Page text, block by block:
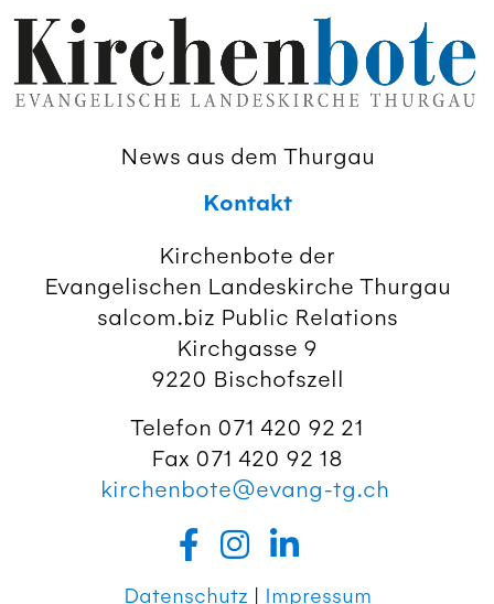
News aus dem Thurgau
Kontakt
Kirchenbote der
Evangelischen Landeskirche Thurgau
salcom.biz Public Relations
Kirchgasse 9
9220 Bischofszell
Telefon 071 420 92 21
Fax 071 420 92 18
kirchenbote@evang-tg.ch
Datenschutz | Impressum